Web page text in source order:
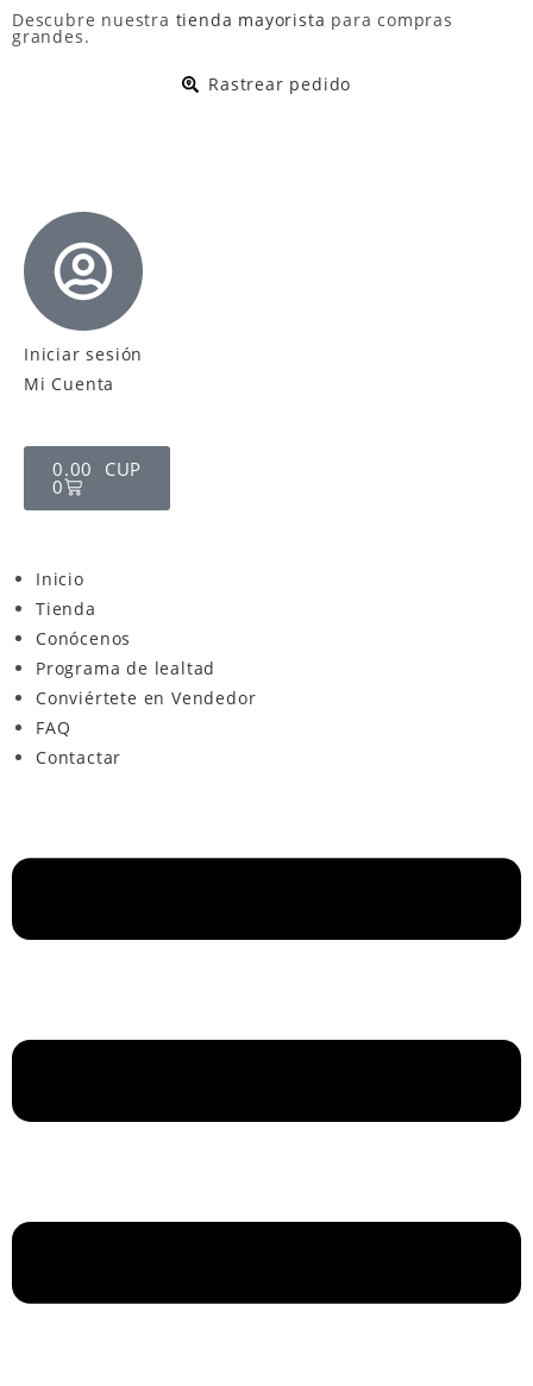
Descubre nuestra tienda mayorista para compras
grandes.
Rastrear pedido
Iniciar sesión
Mi Cuenta
0.00 CUP
0
Inicio
Tienda
Conócenos
Programa de lealtad
Conviértete en Vendedor
FAQ
Contactar